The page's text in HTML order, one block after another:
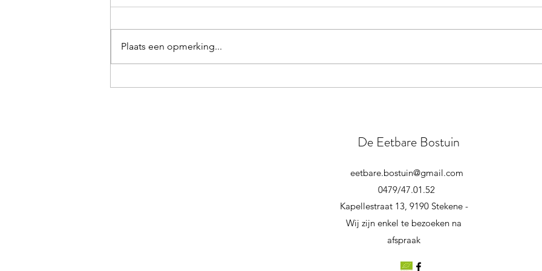
Heerlijk vooruitzicht: een seizoen
met onze planten, kruiden en
BIO,
Plaats een opmerking...
De Eetbare Bostuin
eetbare.bostuin@gmail.com
0479/47.01.52
Kapellestraat 13, 9190 Stekene -
Wij zijn enkel te bezoeken na
afspraak